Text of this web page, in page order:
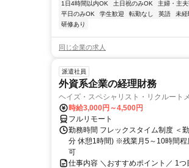
1日4時間以内OK
土日祝のみOK 主婦・主
平日のみOK
学生歓迎 転勤なし 英語 未経
研修あり
同じ企業の求人
派遣社員
外資系企業の経理財務
ヘイズ・スペシャリスト・リクルート
時給3,000円～4,500円
フルリモート
勤務時間 フレックスタイム制度 ＜
分 休憩1時間) ※残業月5～10時間
可
仕事内容 ＼おすすめポイント／ 1